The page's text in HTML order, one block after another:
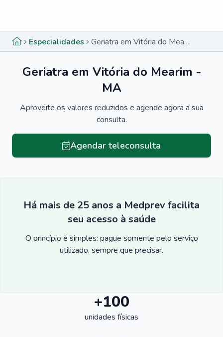
Especialidades Geriatra em Vitória do Mearim - MA
Geriatra em Vitória do Mearim -
MA
Aproveite os valores reduzidos e agende agora a sua
consulta.
Agendar teleconsulta
Há mais de 25 anos a Medprev facilita
seu acesso à saúde
O princípio é simples: pague somente pelo serviço
utilizado, sempre que precisar.
+100
unidades físicas